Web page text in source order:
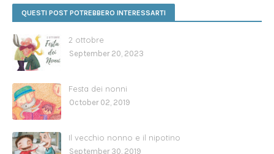
QUESTI POST POTREBBERO INTERESSARTI
2 ottobre
September 20, 2023
Festa dei nonni
October 02, 2019
Il vecchio nonno e il nipotino
September 30, 2019